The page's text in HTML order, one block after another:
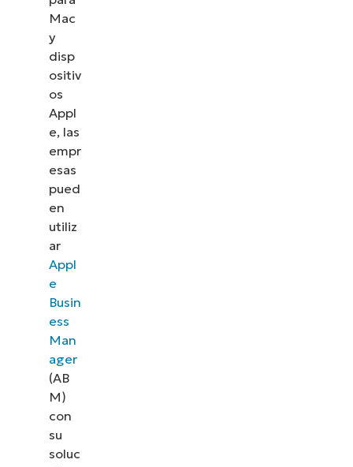
Mac
y
disp
ositiv
os
Appl
e, las
empr
esas
pued
en
utiliz
ar
Appl
e
Busin
ess
Man
ager
(AB
M)
con
su
soluc